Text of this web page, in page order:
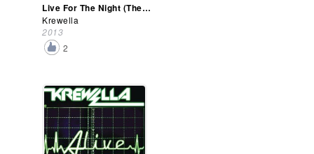
Live For The Night (The Remixes)
Krewella
2013
2